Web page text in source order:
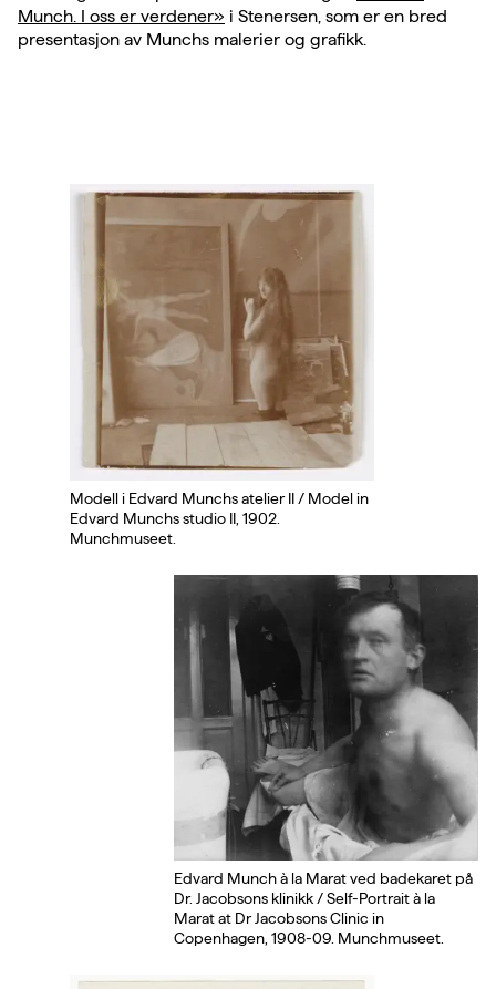
Munch. I oss er verdener» i Stenersen, som er en bred
presentasjon av Munchs malerier og grafikk.
Modell i Edvard Munchs atelier II / Model in
Edvard Munchs studio II, 1902.
Munchmuseet.
Edvard Munch à la Marat ved badekaret på
Dr. Jacobsons klinikk / Self-Portrait à la
Marat at Dr Jacobsons Clinic in
Copenhagen, 1908-09. Munchmuseet.